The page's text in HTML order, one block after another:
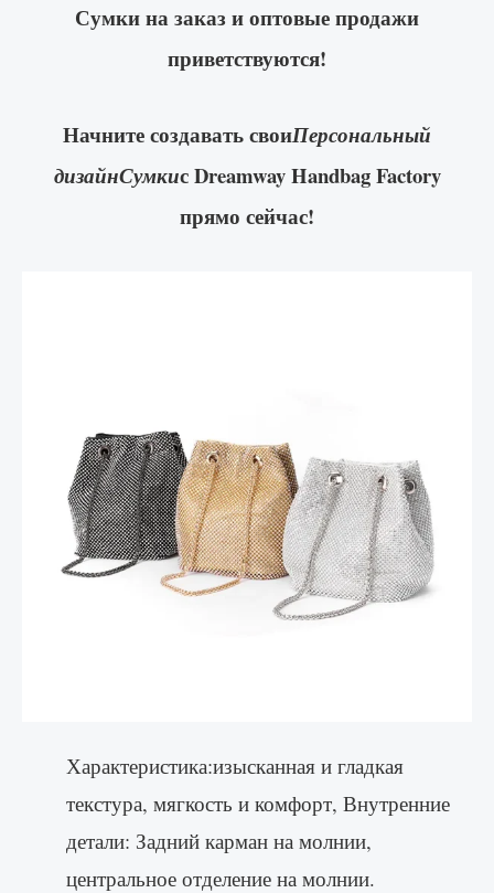
Сумки на заказ и оптовые продажи
приветствуются!
Начните создавать своиПерсональный
дизайнСумкис Dreamway Handbag Factory
прямо сейчас!
Характеристика:изысканная и гладкая
текстура, мягкость и комфорт, Внутренние
детали: Задний карман на молнии,
центральное отделение на молнии.